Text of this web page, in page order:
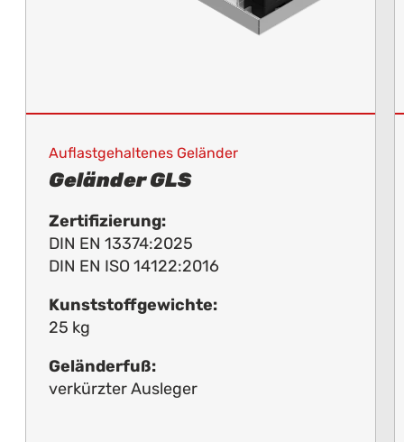
Auflastgehaltenes Geländer
Geländer GLS
Zertifizierung:
DIN EN 13374:2025
DIN EN ISO 14122:2016
Kunststoffgewichte:
25 kg
Geländerfuß:
verkürzter Ausleger